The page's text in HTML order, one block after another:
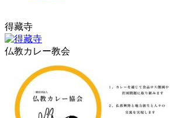
得藏寺
仏教カレー教会